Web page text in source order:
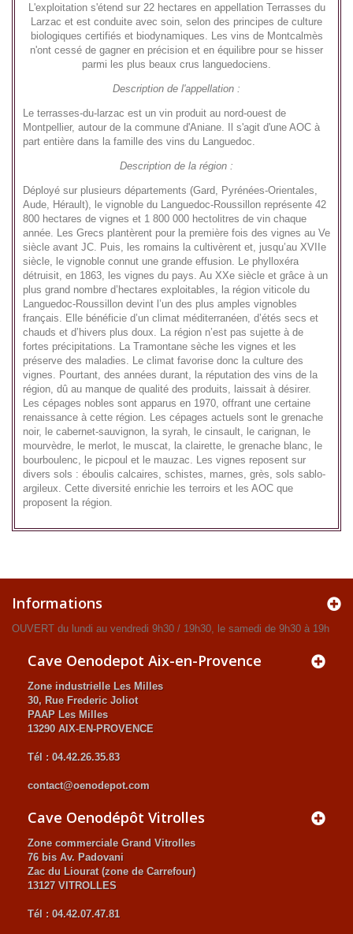
L'exploitation s'étend sur 22 hectares en appellation Terrasses du
Larzac et est conduite avec soin, selon des principes de culture
biologiques certifiés et biodynamiques. Les vins de Montcalmès
n'ont cessé de gagner en précision et en équilibre pour se hisser
parmi les plus beaux crus languedociens.
Description de l'appellation :
Le terrasses-du-larzac est un vin produit au nord-ouest de
Montpellier, autour de la commune d'Aniane. Il s'agit d'une AOC à
part entière dans la famille des vins du Languedoc.
Description de la région :
Déployé sur plusieurs départements (Gard, Pyrénées-Orientales,
Aude, Hérault), le vignoble du Languedoc-Roussillon représente 42
800 hectares de vignes et 1 800 000 hectolitres de vin chaque
année. Les Grecs plantèrent pour la première fois des vignes au Ve
siècle avant JC. Puis, les romains la cultivèrent et, jusqu’au XVIIe
siècle, le vignoble connut une grande effusion. Le phylloxéra
détruisit, en 1863, les vignes du pays. Au XXe siècle et grâce à un
plus grand nombre d’hectares exploitables, la région viticole du
Languedoc-Roussillon devint l’un des plus amples vignobles
français. Elle bénéficie d’un climat méditerranéen, d’étés secs et
chauds et d’hivers plus doux. La région n’est pas sujette à de
fortes précipitations. La Tramontane sèche les vignes et les
préserve des maladies. Le climat favorise donc la culture des
vignes. Pourtant, des années durant, la réputation des vins de la
région, dû au manque de qualité des produits, laissait à désirer.
Les cépages nobles sont apparus en 1970, offrant une certaine
renaissance à cette région. Les cépages actuels sont le grenache
noir, le cabernet-sauvignon, la syrah, le cinsault, le carignan, le
mourvèdre, le merlot, le muscat, la clairette, le grenache blanc, le
bourboulenc, le picpoul et le mauzac. Les vignes reposent sur
divers sols : éboulis calcaires, schistes, marnes, grès, sols sablo-
argileux. Cette diversité enrichie les terroirs et les AOC que
proposent la région.
Informations
OUVERT du lundi au vendredi 9h30 / 19h30, le samedi de 9h30 à 19h
Cave Oenodepot Aix-en-Provence
Zone industrielle Les Milles
30, Rue Frederic Joliot
PAAP Les Milles
13290 AIX-EN-PROVENCE
Tél : 04.42.26.35.83
contact@oenodepot.com
Cave Oenodépôt Vitrolles
Zone commerciale Grand Vitrolles
76 bis Av. Padovani
Zac du Liourat (zone de Carrefour)
13127 VITROLLES
Tél : 04.42.07.47.81